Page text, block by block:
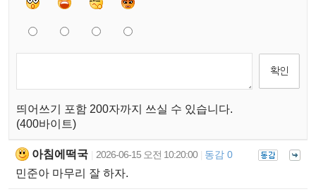
띄어쓰기 포함 200자까지 쓰실 수 있습니다.
(400바이트)
아침에떡국 2026-06-15 오전 10:20:00 동감 0
민준아 마무리 잘 하자.